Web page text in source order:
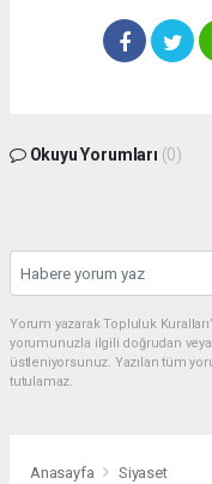
Okuyu Yorumları (0)
Yorum yazarak Topluluk
yorumunuzla ilgili doğrudan
üstleniyorsunuz. Yazılan tüm
tutulamaz.
Anasayfa Siyaset